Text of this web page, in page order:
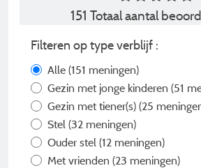
151 Totaal aantal
Filteren op type verblijf :
Alle (151 meningen)
Gezin met jonge kinderen (51
Gezin met tiener(s) (25
Stel (32 meningen)
Ouder stel (12 meningen)
Met vrienden (23 meningen)